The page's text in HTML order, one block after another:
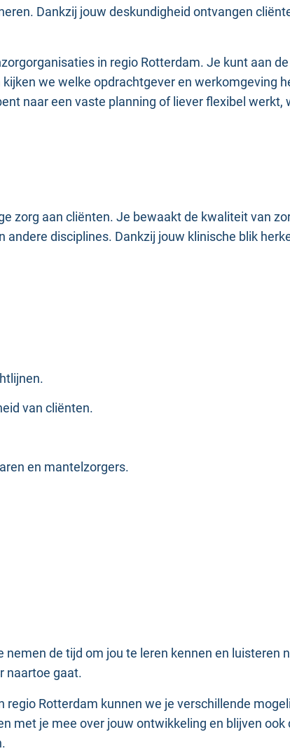
Dankzij jouw deskundigheid ontvangen
in regio Rotterdam. Je kunt aan
we welke opdrachtgever en werkomgeving
naar een vaste planning of liever flexibel werkt,
zorg aan cliënten. Je bewaakt de kwaliteit van
disciplines. Dankzij jouw klinische blik
van cliënten.
en mantelzorgers.
de tijd om jou te leren kennen en luisteren
naartoe gaat.
Rotterdam kunnen we je verschillende
met je mee over jouw ontwikkeling en blijven ook